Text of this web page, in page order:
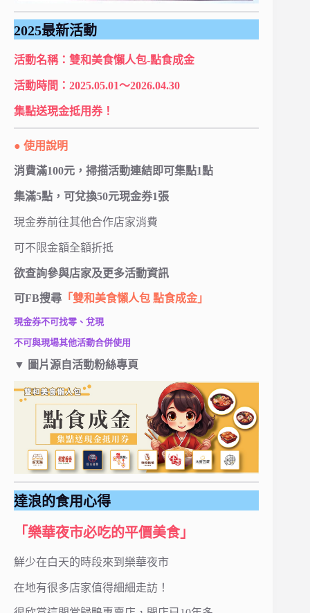
2025最新活動
活動名稱：雙和美食懶人包-點食成金
活動時間：2025.05.01～2026.04.30
集點送現金抵用券！
● 使用說明
消費滿100元，掃描活動連結即可集點1點
集滿5點，可兌換50元現金券1張
現金券前往其他合作店家消費
可不限金額全額折抵
欲查詢參與店家及更多活動資訊
可FB搜尋 「雙和美食懶人包 點食成金」
現金券不可找零、兌現
不可與現場其他活動合併使用
▼ 圖片源自活動粉絲專頁
達浪的食用心得
「樂華夜市必吃的平價美食」
鮮少在白天的時段來到樂華夜市
在地有很多店家值得細細走訪！